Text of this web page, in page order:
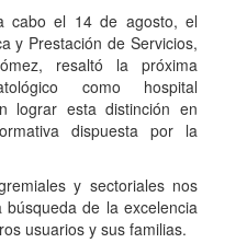
cabo el 14 de agosto, el
y Prestación de Servicios,
resaltó la próxima
como hospital
lograr esta distinción en
dispuesta por la
y sectoriales nos
de la excelencia
usuarios y sus familias.